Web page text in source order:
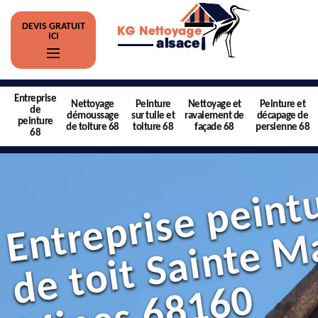
DEVIS GRATUIT
ICI
Entreprise
de
peinture
68
Nettoyage
démoussage
de toiture 68
Peinture
sur tuile et
toiture 68
Nettoyage et
ravalement de
façade 68
Peinture et
décapage de
persienne 68